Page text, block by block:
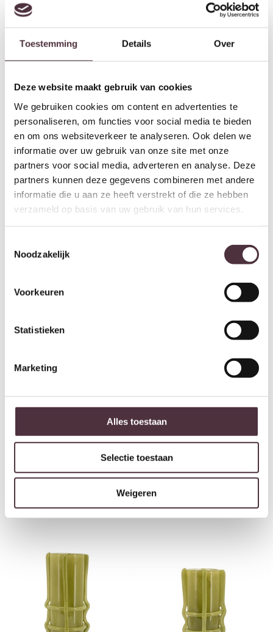
Toestemming Details Over
Deze website maakt gebruik van cookies
We gebruiken cookies om content en advertenties te
personaliseren, om functies voor social media te bieden
en om ons websiteverkeer te analyseren. Ook delen we
informatie over uw gebruik van onze site met onze
partners voor social media, adverteren en analyse. Deze
partners kunnen deze gegevens combineren met andere
informatie die u aan ze heeft verstrekt of die ze hebben
verzameld op basis van uw gebruik van hun services.
Noodzakelijk
Voorkeuren
Statistieken
Marketing
Alles toestaan
Selectie toestaan
Weigeren
By-Boo Rias large – taupe
By-Boo Momo small – off white
69,95
By-Boo Oorah large – light blue
39,95
By-Boo Oorah large – mint
€39,95